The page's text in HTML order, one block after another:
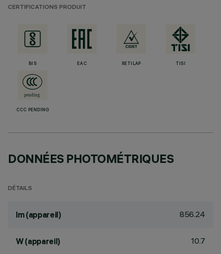
CERTIFICATIONS PRODUIT
BIS EAC RETILAP TISI
CCC PENDING
DONNÉES PHOTOMÉTRIQUES
DÉTAILS
lm (appareil) 856.24
W (appareil) 10.7